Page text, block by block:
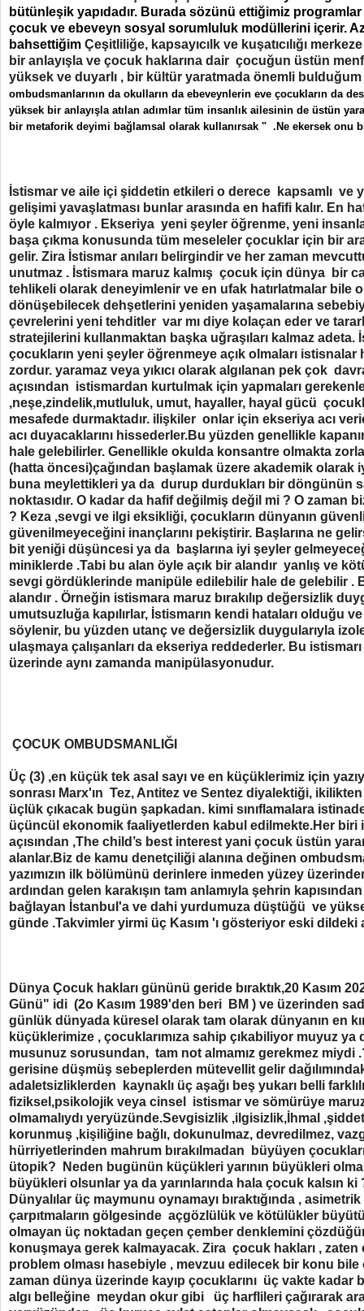
bütünleşik yapıdadır. Burada sözünü ettiğimiz
çocuk ve ebeveyn sosyal sorumluluk modüllerini içerir.
bahsettiğim Çeşitliliğe, kapsayıcılk ve kuşatıcılığı
bir anlayışla ve çocuk haklarına dair çocuğun üstün
yüksek ve duyarlı , bir kültür yaratmada önemli
ombudsmanlarının da okulların da ebeveynlerin eve çocukların da
yüksek bir anlayışla atılan adımlar tüm insanlık ailesinin de üstün
bir metaforik deyimi bağlamsal olarak kullanırsak " .Ne ekersek onu
İstismar ve aile içi şiddetin etkileri o derece kapsamlı ve
gelişimi yavaşlatması bunlar arasında en hafifi kalır. En
öyle kalmıyor . Ekseriya yeni şeyler öğrenme, yeni
başa çıkma konusunda tüm meseleler çocuklar için bir
gelir. Zira İstismar anıları belirgindir ve her zaman
unutmaz . İstismara maruz kalmış çocuk için dünya bir
tehlikeli olarak deneyimlenir ve en ufak hatırlatmalar bile
dönüşebilecek dehşetlerini yeniden yaşamalarına
çevrelerini yeni tehditler var mı diye kolaçan eder ve
stratejilerini kullanmaktan başka uğraşıları kalmaz adeta.
çocukların yeni şeyler öğrenmeye açık olmaları
zordur. yaramaz veya yıkıcı olarak algılanan pek çok
açısından istismardan kurtulmak için yapmaları
,neşe,zindelik,mutluluk, umut, hayaller, hayal gücü
mesafede durmaktadır. ilişkiler onlar için ekseriya acı
acı duyacaklarını hissederler.Bu yüzden genellikle
hale gelebilirler. Genellikle okulda konsantre olmakta
(hatta öncesi)çağından başlamak üzere akademik olarak
buna meylettikleri ya da durup durdukları bir döngünün
noktasıdır. O kadar da hafif değilmiş değil mi ? O zaman
? Keza ,sevgi ve ilgi eksikliği, çocukların dünyanın
güvenilmeyeceğini inançlarını pekiştirir. Başlarına ne
bit yeniği düşüncesi ya da başlarına iyi şeyler
miniklerde .Tabi bu alan öyle açık bir alandır yanlış ve
sevgi gördüklerinde manipüle edilebilir hale de gelebilir .
alandır . Örneğin istismara maruz bırakılıp değersizlik
umutsuzluğa kapılırlar, İstismarın kendi hataları olduğu
söylenir, bu yüzden utanç ve değersizlik duygularıyla
ulaşmaya çalışanları da ekseriya reddederler. Bu
üzerinde aynı zamanda manipülasyonudur.
ÇOCUK OMBUDSMANLIĞI
Üç (3) ,en küçük tek asal sayı ve en küçüklerimiz için
sonrası Marx'ın Tez, Antitez ve Sentez diyalektiği,
üçlük çıkacak bugün şapkadan. kimi sınıflamalara
üçüncül ekonomik faaliyetlerden kabul edilmekte.Her biri
açısından ,The child’s best interest yani çocuk üstün
alanlar.Biz de kamu denetçiliği alanına değinen
yazımızın ilk bölümünü derinlere inmeden yüzey
ardından gelen karakışın tam anlamıyla şehrin
bağlayan İstanbul'a ve dahi yurdumuza düştüğü ve
günde .Takvimler yirmi üç Kasım 'ı gösteriyor eski dildeki
Dünya Çocuk hakları gününü geride bıraktık,20 Kasım
Günü" idi (2o Kasım 1989'den beri BM ) ve üzerinden
günlük dünyada küresel olarak tam olarak dünyanın en
küçüklerimize , çocuklarımıza sahip çıkabiliyor muyuz ya
musunuz sorusundan, tam not almamız gerekmez miydi
gerisine düşmüş sebeplerden mütevellit gelir
adaletsizliklerden kaynaklı üç aşağı beş yukarı belli
fiziksel,psikolojik veya cinsel istismar ve sömürüye
olmamalıydı yeryüzünde.Sevgisizlik ,ilgisizlik,İhmal
korunmuş ,kişiliğine bağlı, dokunulmaz, devredilmez,
hürriyetlerinden mahrum bırakılmadan büyüyen
ütopik? Neden bugünün küçükleri yarının büyükleri
büyükleri olsunlar ya da yarınlarında hala çocuk kalsın ki
Dünyalılar üç maymunu oynamayı bıraktığında ,
çarpıtmaların gölgesinde açgözlülük ve kötülükler
olmayan üç noktadan geçen çember denklemini
konuşmaya gerek kalmayacak. Zira çocuk hakları ,
problem olması hasebiyle , mevzuu edilecek bir konu
zaman dünya üzerinde kayıp çocuklarını üç vakte
algı belleğine meydan okur gibi üç harflileri çağırarak